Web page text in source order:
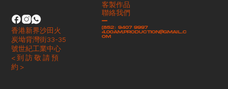
客製作品
聯絡我們
-
(852）9407 9997
4.00am.production@gmail.c
om
香港新界沙田火
炭坳背灣街33-35
號世紀工業中心
< 到 訪 敬 請 預
約 >